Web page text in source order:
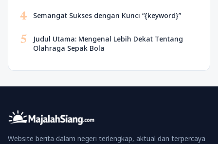
4 Semangat Sukses dengan Kunci “{keyword}”
5
Judul Utama: Mengenal Lebih Dekat Tentang
Olahraga Sepak Bola
Website berita dalam negeri terlengkap, aktual dan terpercaya